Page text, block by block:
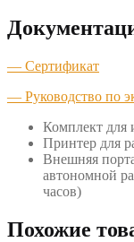
— Сертификат
— Руководство по
Комплект для
Принтер для
Внешняя
автономной
часов)
Похожие